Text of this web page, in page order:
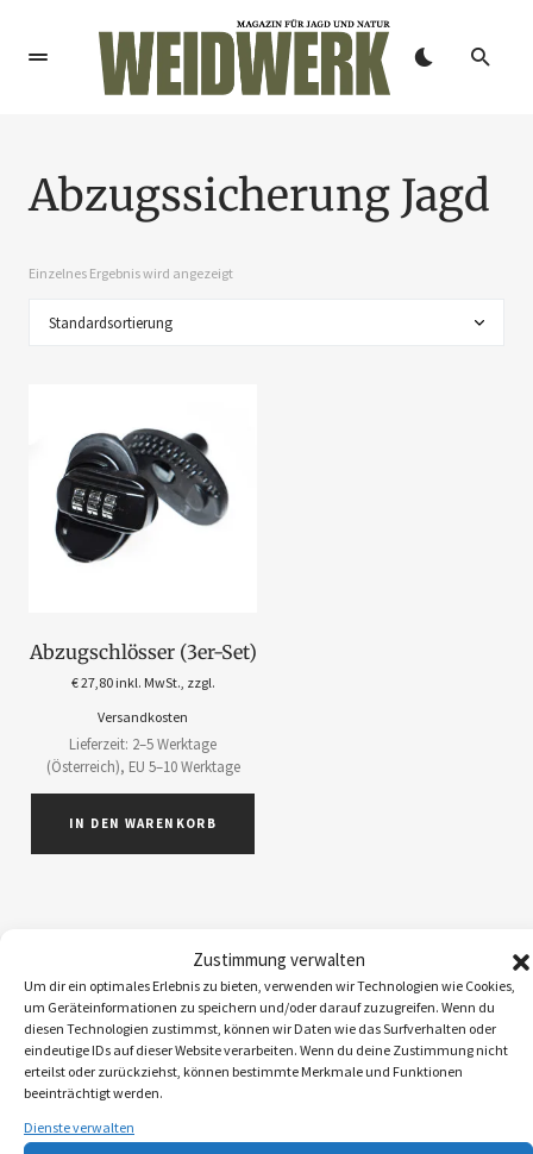
Zustimmung verwalten
Um dir ein optimales Erlebnis zu bieten, verwenden wir Technologien wie Cookies,
um Geräteinformationen zu speichern und/oder darauf zuzugreifen. Wenn du
diesen Technologien zustimmst, können wir Daten wie das Surfverhalten oder
eindeutige IDs auf dieser Website verarbeiten. Wenn du deine Zustimmung nicht
erteilst oder zurückziehst, können bestimmte Merkmale und Funktionen
beeinträchtigt werden.
Dienste verwalten
Abzugssicherung Jagd
Einzelnes Ergebnis wird angezeigt
Abzugschlösser (3er-Set)
€27,80 inkl. MwSt., zzgl.
Versandkosten
Lieferzeit: 2–5 Werktage
(Österreich), EU 5–10 Werktage
IN DEN WARENKORB
ABOS
1
ACCESSOIRES
5
BEKLEIDUNG
10
BROSCHÜREN
SCHILDER NÖ-JAGDVERBAND
6